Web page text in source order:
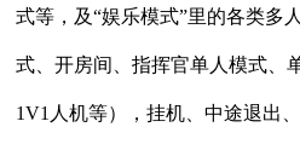
式等，及“娱乐模式”里的各类多
式、开房间、指挥官单人模式、
1V1人机等），挂机、中途退出